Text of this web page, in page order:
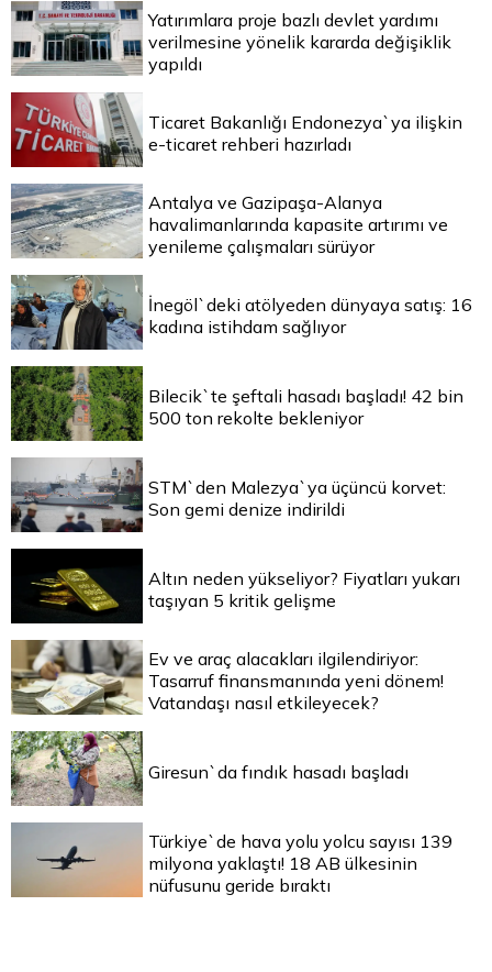
Yatırımlara proje bazlı devlet yardımı
verilmesine yönelik kararda değişiklik
yapıldı
Ticaret Bakanlığı Endonezya`ya ilişkin
e-ticaret rehberi hazırladı
Antalya ve Gazipaşa-Alanya
havalimanlarında kapasite artırımı ve
yenileme çalışmaları sürüyor
İnegöl`deki atölyeden dünyaya satış: 16
kadına istihdam sağlıyor
Bilecik`te şeftali hasadı başladı! 42 bin
500 ton rekolte bekleniyor
STM`den Malezya`ya üçüncü korvet:
Son gemi denize indirildi
Altın neden yükseliyor? Fiyatları yukarı
taşıyan 5 kritik gelişme
Ev ve araç alacakları ilgilendiriyor:
Tasarruf finansmanında yeni dönem!
Vatandaşı nasıl etkileyecek?
Giresun`da fındık hasadı başladı
Türkiye`de hava yolu yolcu sayısı 139
milyona yaklaştı! 18 AB ülkesinin
nüfusunu geride bıraktı